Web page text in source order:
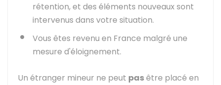
rétention, et des éléments nouveaux sont
intervenus dans votre situation.
Vous êtes revenu en France malgré une
mesure d'éloignement.
Un étranger mineur ne peut pasêtre placé en